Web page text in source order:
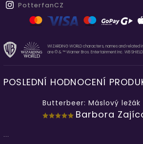
PotterfanCZ
WIZARDING WORLD characters, names and related
are © & ™ Warner Bros. Entertainment Inc. WB
POSLEDNÍ HODNOCENÍ
Butterbeer: Máslový ležák
Barbora
...